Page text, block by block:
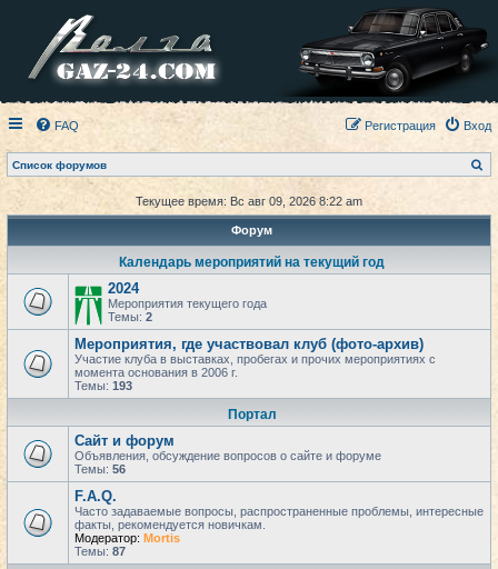
FAQ Вход
Регистрация
Список форумов
о
к
Текущее время: Вс авг 09, 2026 8:22 am
Форум
Календарь мероприятий на текущий год
2024
Мероприятия текущего года
Темы: 2
Мероприятия, где участвовал клуб (фото-архив)
Участие клуба в выставках, пробегах и прочих мероприятиях с
момента основания в 2006 г.
Темы: 193
Портал
Сайт и форум
Объявления, обсуждение вопросов о сайте и форуме
Темы: 56
F.A.Q.
Часто задаваемые вопросы, распространенные проблемы, интересные
факты, рекомендуется новичкам.
Модератор: Mortis
Темы: 87